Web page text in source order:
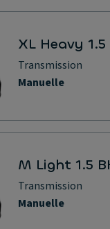
XL Heavy
Transmission
Manuelle
M Light 1.5
Transmission
Manuelle